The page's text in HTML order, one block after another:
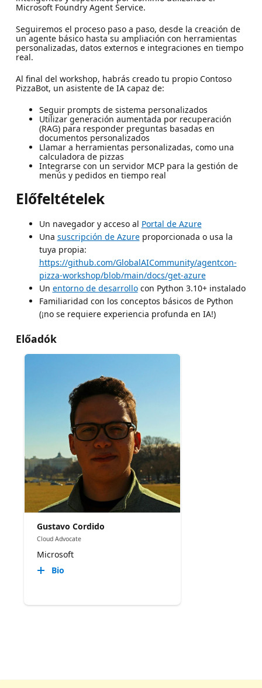
Microsoft Foundry Agent Service.
Seguiremos el proceso paso a paso, desde la creación de
un agente básico hasta su ampliación con herramientas
personalizadas, datos externos e integraciones en tiempo
real.
Al final del workshop, habrás creado tu propio Contoso
PizzaBot, un asistente de IA capaz de:
Seguir prompts de sistema personalizados
Utilizar generación aumentada por recuperación
(RAG) para responder preguntas basadas en
documentos personalizados
Llamar a herramientas personalizadas, como una
calculadora de pizzas
Integrarse con un servidor MCP para la gestión de
menús y pedidos en tiempo real
Előfeltételek
Un navegador y acceso al Portal de Azure
Una suscripción de Azureproporcionada o usa la
tuya propia:
https://github.com/GlobalAICommunity/agentcon-
pizza-workshop/blob/main/docs/get-azure
Un entorno de desarrollocon Python 3.10+ instalado
Familiaridad con los conceptos básicos de Python
(¡no se requiere experiencia profunda en IA!)
Előadók
Gustavo Cordido
Cloud Advocate
Microsoft
Bio